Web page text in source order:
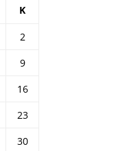
Κ
2
9
16
23
30